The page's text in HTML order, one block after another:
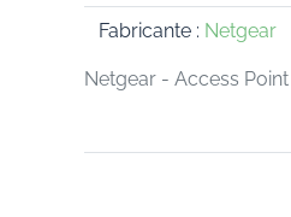
Fabricante : Netgear
Netgear - Access